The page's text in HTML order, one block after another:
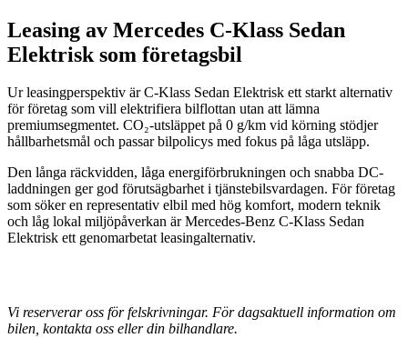
Leasing av Mercedes C-Klass Sedan
Elektrisk som företagsbil
Ur leasingperspektiv är C-Klass Sedan Elektrisk ett starkt alternativ
för företag som vill elektrifiera bilflottan utan att lämna
premiumsegmentet. CO₂-utsläppet på 0 g/km vid körning stödjer
hållbarhetsmål och passar bilpolicys med fokus på låga utsläpp.
Den långa räckvidden, låga energiförbrukningen och snabba DC-
laddningen ger god förutsägbarhet i tjänstebilsvardagen. För företag
som söker en representativ elbil med hög komfort, modern teknik
och låg lokal miljöpåverkan är Mercedes-Benz C-Klass Sedan
Elektrisk ett genomarbetat leasingalternativ.
Vi reserverar oss för felskrivningar. För dagsaktuell information om
bilen, kontakta oss eller din bilhandlare.